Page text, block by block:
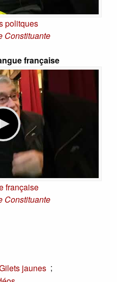
politques
Constituante
française
française
Constituante
jaunes ;